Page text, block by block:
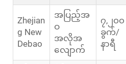
Zhejian
g New
Debao
အပြည့်အ
ဝ
အလိုအ
လျောက်
၇,၂၀၀
ခွက်/
နာရီ